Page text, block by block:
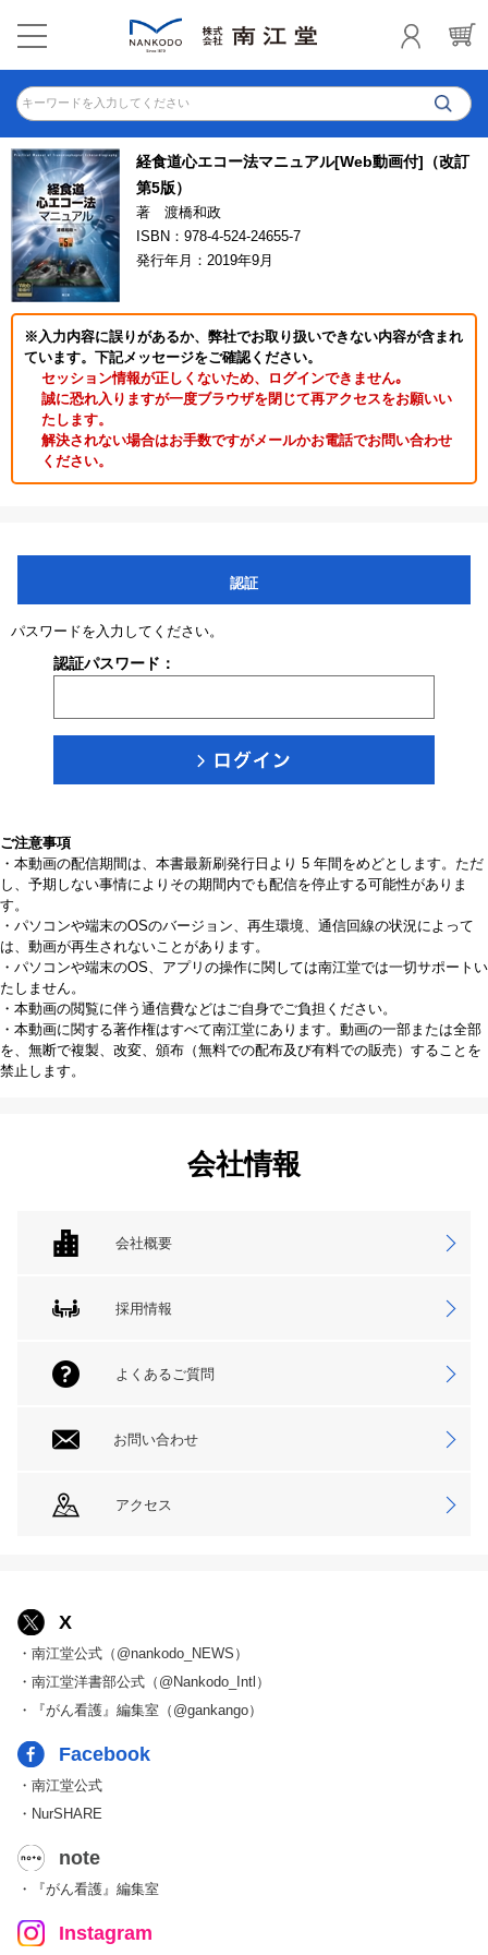
キーワードを入力してください
経食道心エコー法マニュアル[Web動画付]（改訂
第5版）
著 渡橋和政
ISBN：978-4-524-24655-7
発行年月：2019年9月
※入力内容に誤りがあるか、弊社でお取り扱いできない内容が含まれ
ています。下記メッセージをご確認ください。
セッション情報が正しくないため、ログインできません｡
誠に恐れ入りますが一度ブラウザを閉じて再アクセスをお願いい
たします。
解決されない場合はお手数ですがメールかお電話でお問い合わせ
ください。
認証
パスワードを入力してください。
認証パスワード：
ご注意事項
・本動画の配信期間は、本書最新刷発行日より 5 年間をめどとします。ただ
し、予期しない事情によりその期間内でも配信を停止する可能性がありま
す。
・パソコンや端末のOSのバージョン、再生環境、通信回線の状況によって
は、動画が再生されないことがあります。
・パソコンや端末のOS、アプリの操作に関しては南江堂では一切サポートい
たしません。
・本動画の閲覧に伴う通信費などはご自身でご負担ください。
・本動画に関する著作権はすべて南江堂にあります。動画の一部または全部
を、無断で複製、改変、頒布（無料での配布及び有料での販売）することを
禁止します。
会社情報
会社概要
採用情報
よくあるご質問
お問い合わせ
アクセス
X
・南江堂公式（@nankodo_NEWS）
・南江堂洋書部公式（@Nankodo_Intl）
・『がん看護』編集室（@gankango）
Facebook
・南江堂公式
・NurSHARE
note
・『がん看護』編集室
Instagram